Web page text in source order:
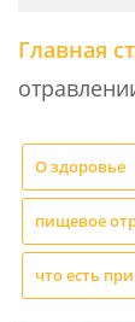
Главная
О здоровье
пищевое
что есть